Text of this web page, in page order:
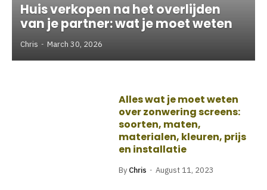
Huis verkopen na het overlijden
van je partner: wat je moet weten
Chris March 30, 2026
Alles wat je moet weten
over zonwering screens:
soorten, maten,
materialen, kleuren, prijs
en installatie
By Chris August 11, 2023